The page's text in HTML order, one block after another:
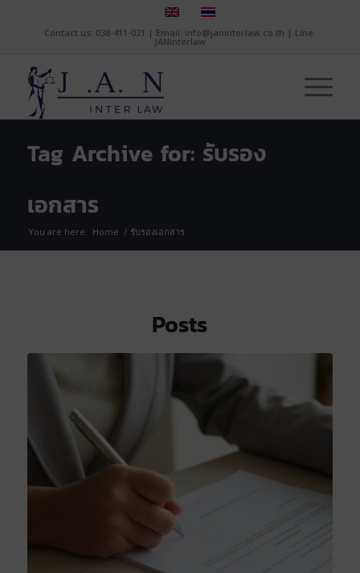
Contact us: 038-411-021 | Email: info@janinterlaw.co.th | Line:
JANinterlaw
Tag Archive for: รับรอง
เอกสาร
You are here: Home / รับรองเอกสาร
Posts